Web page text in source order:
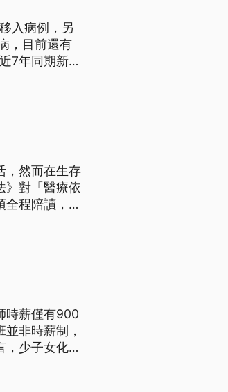
入病例，另
，目前還有
7年同期新
，然而在生存
》對「醫療依
程陪讀，使
系統性的生
時薪僅有900
非時薪制，
少子女化、